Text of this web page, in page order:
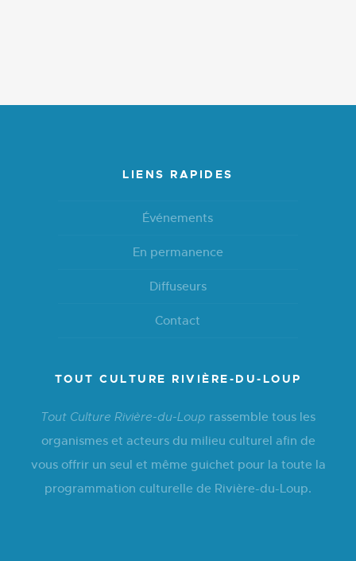
LIENS RAPIDES
Événements
En permanence
Diffuseurs
Contact
TOUT CULTURE RIVIÈRE-DU-LOUP
Tout Culture Rivière-du-Loup rassemble tous les
organismes et acteurs du milieu culturel afin de
vous offrir un seul et même guichet pour la toute la
programmation culturelle de Rivière-du-Loup.